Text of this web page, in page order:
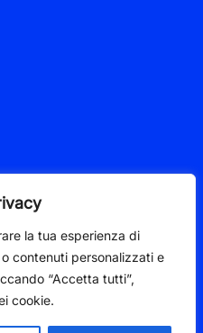
la tua esperienza di
contenuti personalizzati e
“Accetta tutti”,
cookie.
(IM)